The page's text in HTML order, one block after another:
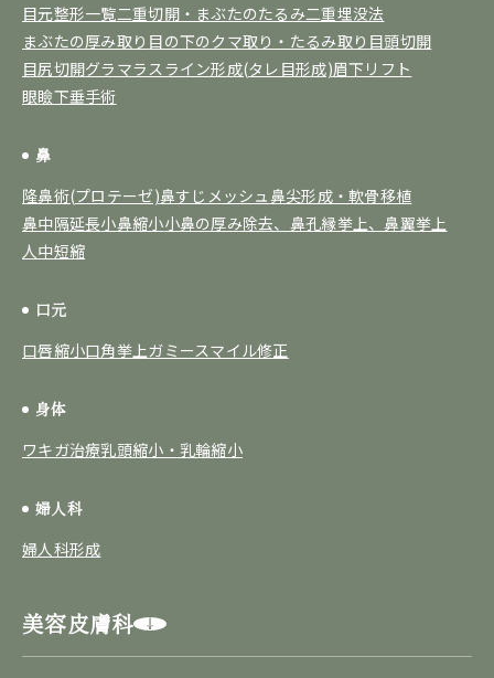
目元整形一覧二重切開・まぶたのたるみ二重埋没法
まぶたの厚み取り 目の下のクマ取り・たるみ取り 目頭切開
目尻切開グラマラスライン形成(タレ目形成)眉下リフト
眼瞼下垂手術
鼻
隆鼻術(プロテーゼ)鼻すじメッシュ鼻尖形成・軟骨移植
鼻中隔延長小鼻縮小小鼻の厚み除去、鼻孔縁挙上、鼻翼挙上
人中短縮
口元
口唇縮小口角挙上ガミースマイル修正
身体
ワキガ治療乳頭縮小・乳輪縮小
婦人科
婦人科形成
美容皮膚科